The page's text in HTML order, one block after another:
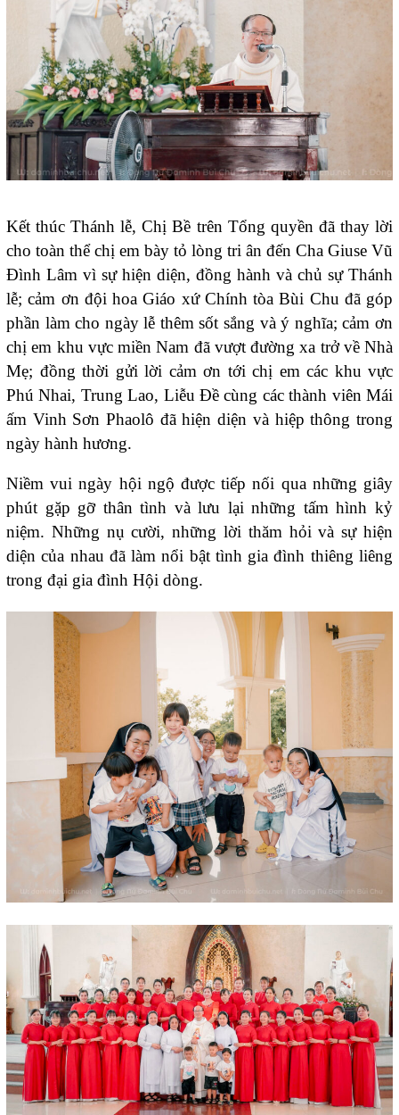
Kết thúc Thánh lễ, Chị Bề trên Tổng quyền đã thay lời
cho toàn thể chị em bày tỏ lòng tri ân đến Cha Giuse Vũ
Đình Lâm vì sự hiện diện, đồng hành và chủ sự Thánh
lễ; cảm ơn đội hoa Giáo xứ Chính tòa Bùi Chu đã góp
phần làm cho ngày lễ thêm sốt sắng và ý nghĩa; cảm ơn
chị em khu vực miền Nam đã vượt đường xa trở về Nhà
Mẹ; đồng thời gửi lời cảm ơn tới chị em các khu vực
Phú Nhai, Trung Lao, Liễu Đề cùng các thành viên Mái
ấm Vinh Sơn Phaolô đã hiện diện và hiệp thông trong
ngày hành hương.
Niềm vui ngày hội ngộ được tiếp nối qua những giây
phút gặp gỡ thân tình và lưu lại những tấm hình kỷ
niệm. Những nụ cười, những lời thăm hỏi và sự hiện
diện của nhau đã làm nổi bật tình gia đình thiêng liêng
trong đại gia đình Hội dòng.